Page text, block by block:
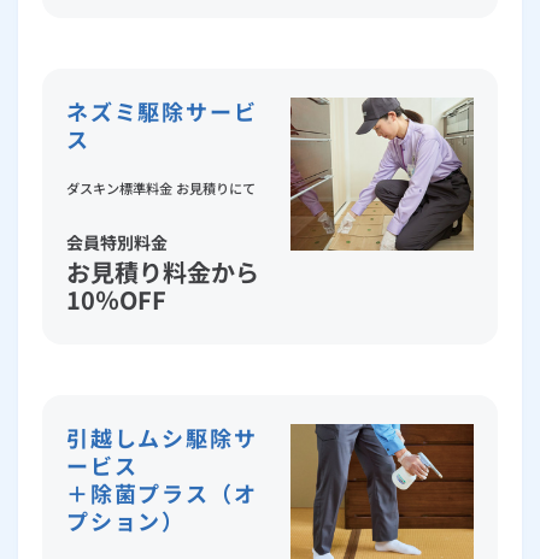
ネズミ駆除サービ
ス
ダスキン標準料金 お見積りにて
会員特別料金
お見積り料金から
10％OFF
引越しムシ駆除サ
ービス
＋除菌プラス（オ
プション）